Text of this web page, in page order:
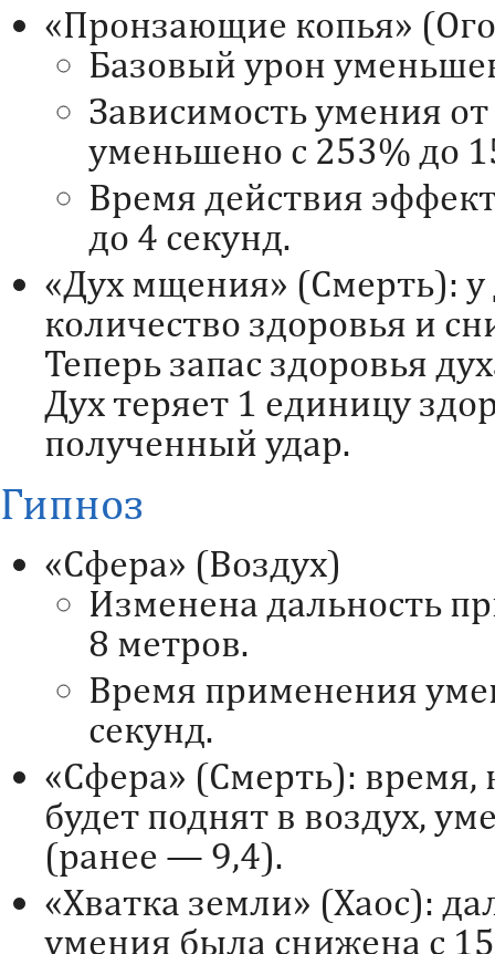
«Пронзающие копья»
Базовый урон
Зависимость умения
уменьшено с 253% до
Время действия
до 4 секунд.
«Дух мщения» (Смерть):
количество здоровья и
Теперь запас здоровья
Дух теряет 1 единицу
полученный удар.
Гипноз
«Сфера» (Воздух)
Изменена дальность
8 метров.
Время применения
секунд.
«Сфера» (Смерть): время,
будет поднят в воздух,
(ранее — 9,4).
«Хватка земли» (Хаос):
умения была снижена с